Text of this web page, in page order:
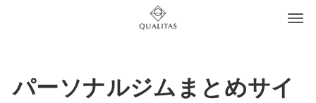
パーソナルジムまとめサイ